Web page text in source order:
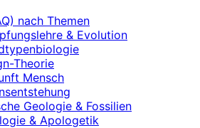
nach Themen
& Evolution
Theorie
Mensch
Geologie & Fossilien
& Apologetik